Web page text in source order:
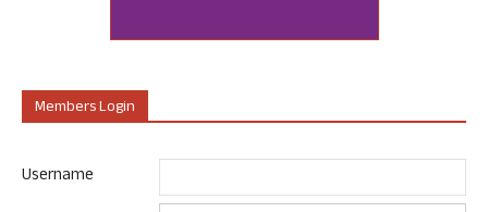
Members Login
Username